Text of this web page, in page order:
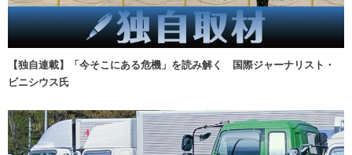
【独自連載】「今そこにある危機」を読み解く 国際ジャーナリスト・
ビニシウス氏